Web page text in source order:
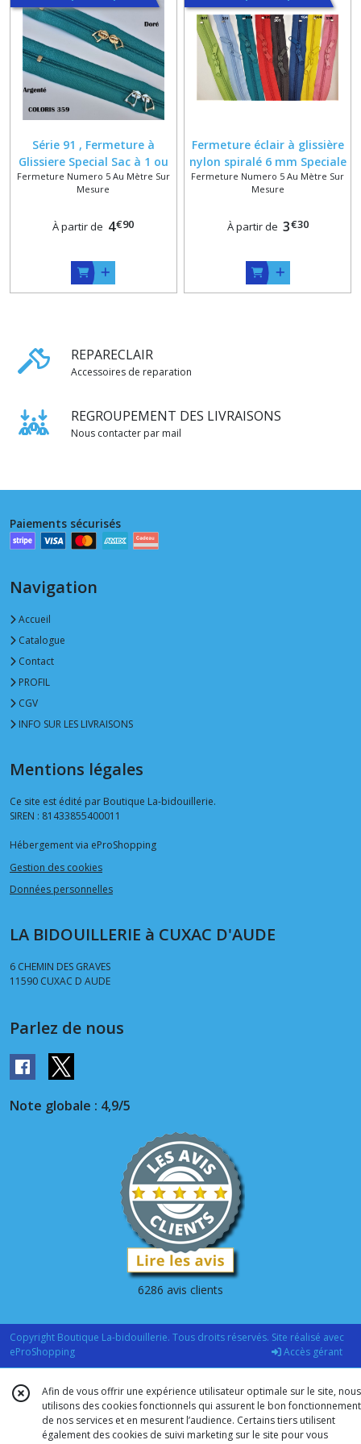
Série 91 , Fermeture à
Glissiere Special Sac à 1 ou
Double Curseurs Anneaux
Dorés ou Argentés , Sur
Fermeture Numero 5 Au Mètre Sur
Mesure
À partir de 4€90
Fermeture éclair à glissière
nylon spiralé 6 mm Speciale
sac 1 Curseur ou Double
Curseurs Dos à Dos ,
Fermeture Numero 5 Au Mètre Sur
Mesure
À partir de 3€30
REPARECLAIR
Accessoires de reparation
REGROUPEMENT DES LIVRAISONS
Nous contacter par mail
Paiements sécurisés
Navigation
Accueil
Catalogue
Contact
PROFIL
CGV
INFO SUR LES LIVRAISONS
Mentions légales
Ce site est édité par Boutique La-bidouillerie.
SIREN : 81433855400011
Hébergement via eProShopping
Gestion des cookies
Données personnelles
LA BIDOUILLERIE à CUXAC D'AUDE
6 CHEMIN DES GRAVES
11590 CUXAC D AUDE
Parlez de nous
Note globale : 4,9/5
6286 avis clients
Copyright Boutique La-bidouillerie. Tous droits réservés. Site réalisé avec
eProShopping
Accès gérant
Afin de vous offrir une expérience utilisateur optimale sur le site, nous
utilisons des cookies fonctionnels qui assurent le bon fonctionnement
de nos services et en mesurent l’audience. Certains tiers utilisent
également des cookies de suivi marketing sur le site pour vous